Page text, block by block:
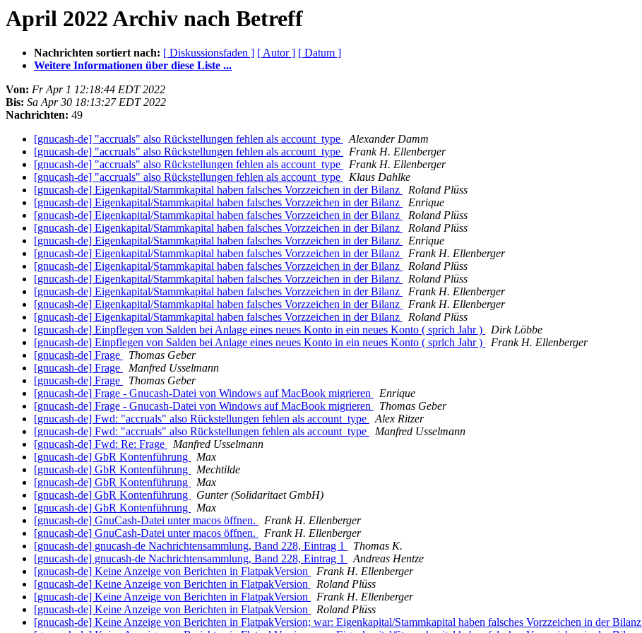
April 2022 Archiv nach Betreff
Nachrichten sortiert nach: [ Diskussionsfaden ] [ Autor ] [ Datum ]
Weitere Informationen über diese Liste ...
Von: Fr Apr 1 12:18:44 EDT 2022
Bis: Sa Apr 30 18:13:27 EDT 2022
Nachrichten: 49
[gnucash-de] "accruals" also Rückstellungen fehlen als account_type
Alexander Damm
[gnucash-de] "accruals" also Rückstellungen fehlen als account_type
Frank H. Ellenberger
[gnucash-de] "accruals" also Rückstellungen fehlen als account_type
Frank H. Ellenberger
[gnucash-de] "accruals" also Rückstellungen fehlen als account_type
Klaus Dahlke
[gnucash-de] Eigenkapital/Stammkapital haben falsches Vorzzeichen in der Bilanz
Roland Plüss
[gnucash-de] Eigenkapital/Stammkapital haben falsches Vorzzeichen in der Bilanz
Enrique
[gnucash-de] Eigenkapital/Stammkapital haben falsches Vorzzeichen in der Bilanz
Roland Plüss
[gnucash-de] Eigenkapital/Stammkapital haben falsches Vorzzeichen in der Bilanz
Roland Plüss
[gnucash-de] Eigenkapital/Stammkapital haben falsches Vorzzeichen in der Bilanz
Enrique
[gnucash-de] Eigenkapital/Stammkapital haben falsches Vorzzeichen in der Bilanz
Frank H. Ellenberger
[gnucash-de] Eigenkapital/Stammkapital haben falsches Vorzzeichen in der Bilanz
Roland Plüss
[gnucash-de] Eigenkapital/Stammkapital haben falsches Vorzzeichen in der Bilanz
Roland Plüss
[gnucash-de] Eigenkapital/Stammkapital haben falsches Vorzzeichen in der Bilanz
Frank H. Ellenberger
[gnucash-de] Eigenkapital/Stammkapital haben falsches Vorzzeichen in der Bilanz
Frank H. Ellenberger
[gnucash-de] Eigenkapital/Stammkapital haben falsches Vorzzeichen in der Bilanz
Roland Plüss
[gnucash-de] Einpflegen von Salden bei Anlage eines neues Konto in ein neues Konto ( sprich Jahr )
Dirk Löbbe
[gnucash-de] Einpflegen von Salden bei Anlage eines neues Konto in ein neues Konto ( sprich Jahr )
Frank H. Ellenberger
[gnucash-de] Frage
Thomas Geber
[gnucash-de] Frage
Manfred Usselmann
[gnucash-de] Frage
Thomas Geber
[gnucash-de] Frage - Gnucash-Datei von Windows auf MacBook migrieren
Enrique
[gnucash-de] Frage - Gnucash-Datei von Windows auf MacBook migrieren
Thomas Geber
[gnucash-de] Fwd: "accruals" also Rückstellungen fehlen als account_type
Alex Ritzer
[gnucash-de] Fwd: "accruals" also Rückstellungen fehlen als account_type
Manfred Usselmann
[gnucash-de] Fwd: Re: Frage
Manfred Usselmann
[gnucash-de] GbR Kontenführung
Max
[gnucash-de] GbR Kontenführung
Mechtilde
[gnucash-de] GbR Kontenführung
Max
[gnucash-de] GbR Kontenführung
Gunter (Solidaritaet GmbH)
[gnucash-de] GbR Kontenführung
Max
[gnucash-de] GnuCash-Datei unter macos öffnen.
Frank H. Ellenberger
[gnucash-de] GnuCash-Datei unter macos öffnen.
Frank H. Ellenberger
[gnucash-de] gnucash-de Nachrichtensammlung, Band 228, Eintrag 1
Thomas K.
[gnucash-de] gnucash-de Nachrichtensammlung, Band 228, Eintrag 1
Andreas Hentze
[gnucash-de] Keine Anzeige von Berichten in FlatpakVersion
Frank H. Ellenberger
[gnucash-de] Keine Anzeige von Berichten in FlatpakVersion
Roland Plüss
[gnucash-de] Keine Anzeige von Berichten in FlatpakVersion
Frank H. Ellenberger
[gnucash-de] Keine Anzeige von Berichten in FlatpakVersion
Roland Plüss
[gnucash-de] Keine Anzeige von Berichten in FlatpakVersion; war: Eigenkapital/Stammkapital haben falsches Vorzzeichen in der Bilanz